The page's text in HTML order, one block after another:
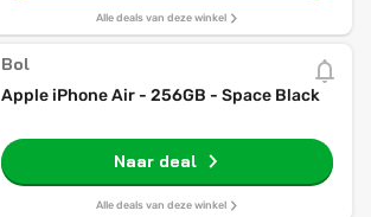
Alle deals van deze winkel
Bol
Apple iPhone Air - 256GB - Space Black
Naar deal
Alle deals van deze winkel